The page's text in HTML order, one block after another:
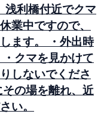
利橋付近でクマ
業中ですので、
ます。 ・外出時
クマを見かけて
しないでくださ
の場を離れ、近
い。